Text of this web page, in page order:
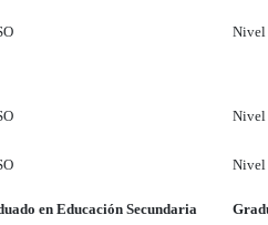
en Educación Secundaria